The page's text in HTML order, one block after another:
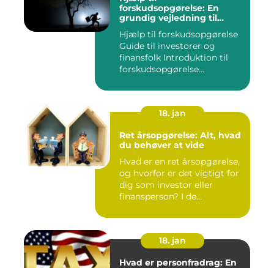
forskudsopgørelse: En
grundig vejledning til
Hjælp til forskudsopgørelse
Guide til investorer og
finansfolk Introduktion til
forskudsopgørelse...
18. jan
Ret årsopgørelse: Alt, hvad
du behøver at vide
Hvad er en ret årsopgørelse,
og hvorfor er det vigtigt for
dig som investor eller
finansperson? I de...
18. jan
Hvad er personfradrag: En